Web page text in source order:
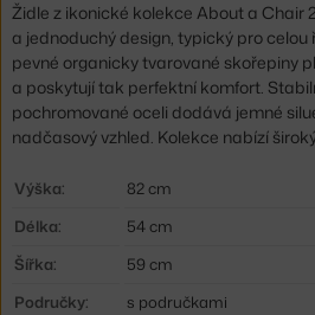
Židle z ikonické kolekce About a Chair
a jednoduchý design, typický pro
pevné organicky tvarované skořepiny
a poskytují tak perfektní komfort.
pochromované oceli dodává jemné
nadčasový vzhled. Kolekce nabízí
Výška:
82 cm
Délka:
54 cm
Šířka:
59 cm
Područky:
s područkami